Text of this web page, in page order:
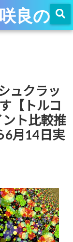
良の
ュクラッ
【トルコ
ト比較推
6月14日実